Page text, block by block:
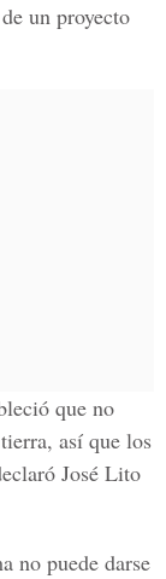
un proyecto
que no
así que los
José Lito
no puede darse